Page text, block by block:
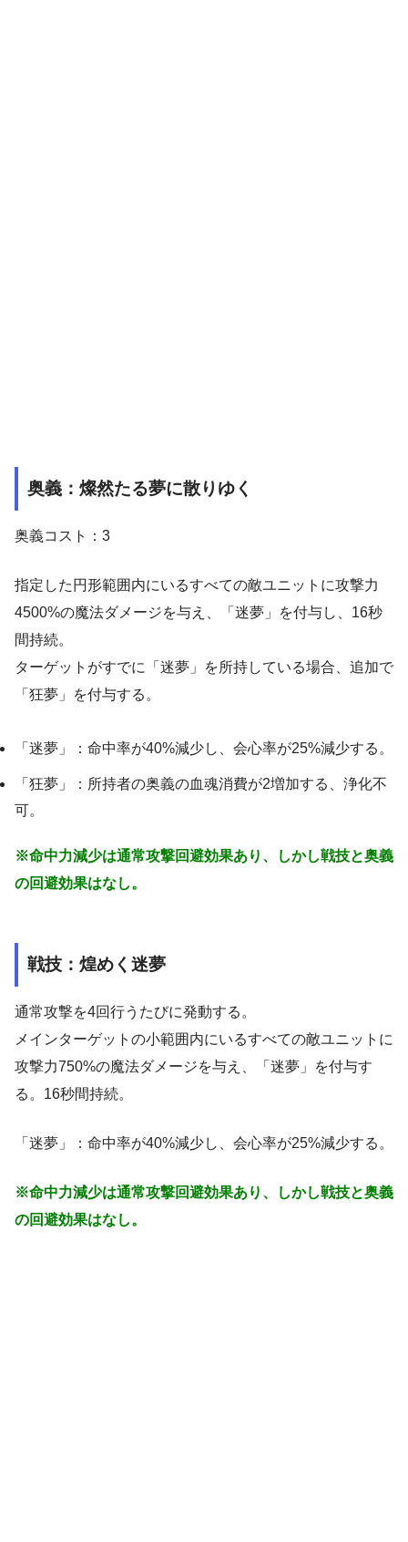
奥義：燦然たる夢に散りゆく
奥義コスト：3
指定した円形範囲内にいるすべての敵ユニットに攻撃力
4500%の魔法ダメージを与え、「迷夢」を付与し、16秒
間持続。
ターゲットがすでに「迷夢」を所持している場合、追加で
「狂夢」を付与する。
「迷夢」：命中率が40%減少し、会心率が25%減少する。
「狂夢」：所持者の奥義の血魂消費が2増加する、浄化不
可。
※命中力減少は通常攻撃回避効果あり、しかし戦技と奥義
の回避効果はなし。
戦技：煌めく迷夢
通常攻撃を4回行うたびに発動する。
メインターゲットの小範囲内にいるすべての敵ユニットに
攻撃力750%の魔法ダメージを与え、「迷夢」を付与す
る。16秒間持続。
「迷夢」：命中率が40%減少し、会心率が25%減少する。
※命中力減少は通常攻撃回避効果あり、しかし戦技と奥義
の回避効果はなし。